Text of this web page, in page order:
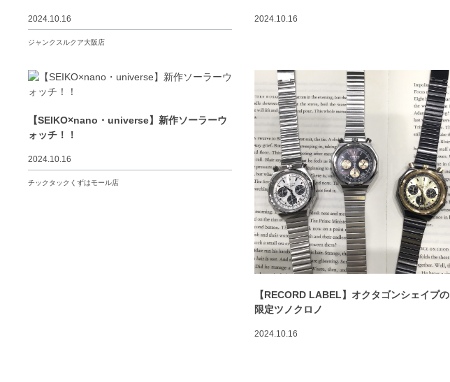
2024.10.16
ジャンクスルクア大阪店
2024.10.16
【SEIKO×nano・universe】新作ソーラーウ
ォッチ！！
2024.10.16
チックタックくずはモール店
【RECORD LABEL】オクタゴンシェイプの
限定ツノクロノ
2024.10.16